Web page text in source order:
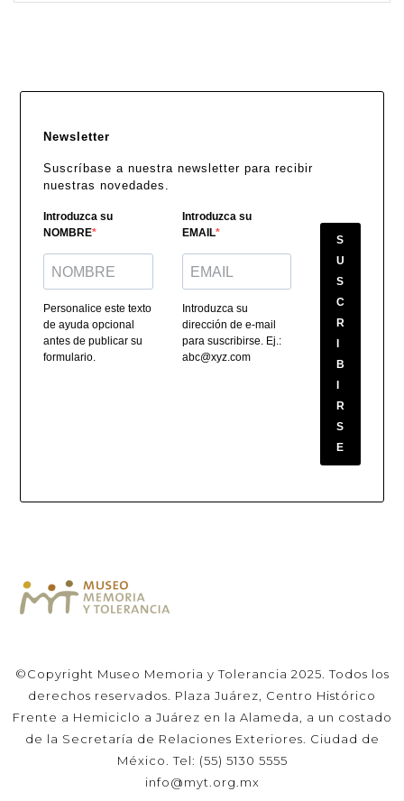
Newsletter
Suscríbase a nuestra newsletter para recibir
nuestras novedades.
Introduzca su
NOMBRE
Personalice este texto
de ayuda opcional
antes de publicar su
formulario.
Introduzca su
EMAIL
Introduzca su
dirección de e-mail
para suscribirse. Ej.:
abc@xyz.com
S
U
S
C
R
B
R
S
E
©Copyright Museo Memoria y Tolerancia 2025. Todos los
derechos reservados. Plaza Juárez, Centro Histórico
Frente a Hemiciclo a Juárez en la Alameda, a un costado
de la Secretaría de Relaciones Exteriores. Ciudad de
México. Tel: (55) 5130 5555
info@myt.org.mx